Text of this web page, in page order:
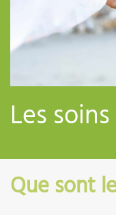
Les
Que sont